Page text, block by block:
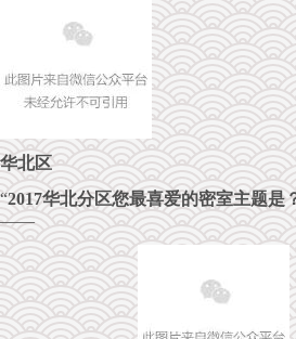
华北区
“2017华北分区您最喜爱的密室主题是
——